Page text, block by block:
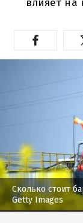
Сколько стоит
Getty Images